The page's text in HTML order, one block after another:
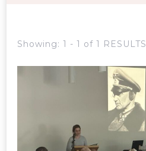
Showing: 1 - 1 of 1 RESULTS